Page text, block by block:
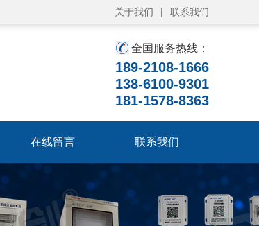
关于我们 | 联系我们
全国服务热线：
189-2108-1666
138-6100-9301
181-1578-8363
在线留言 联系我们